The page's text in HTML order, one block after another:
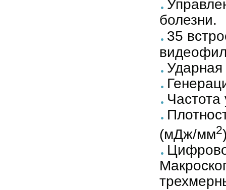
болезни.
35
(мДж/мм2